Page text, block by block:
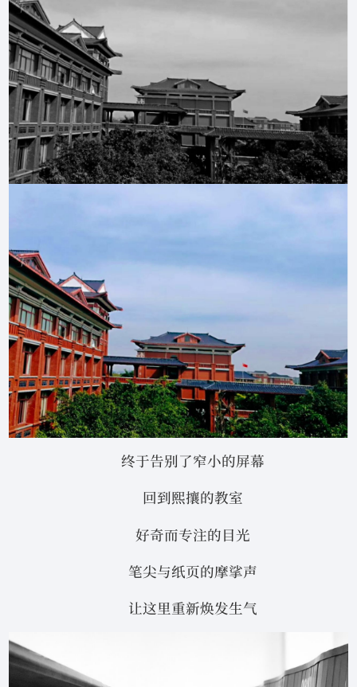
终于告别了窄小的屏幕
回到熙攘的教室
好奇而专注的目光
笔尖与纸页的摩挲声
让这里重新焕发生气